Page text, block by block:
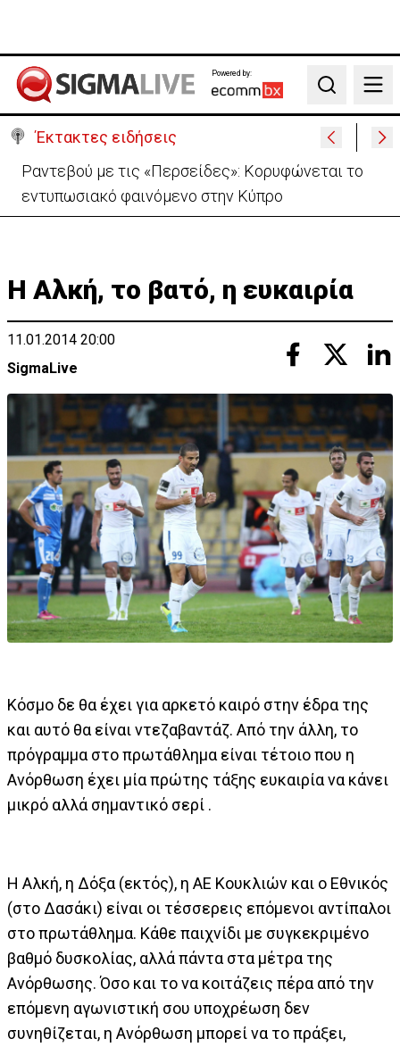
Powered by:
Search
Έκτακτες ειδήσεις
Σεισμός 7,4 Ρίχτερ στην Κολομβία: Τουλάχιστον
111 οι νεκροί-Κατέρρευσαν κτίρια
Η Αλκή, το βατό, η ευκαιρία
11.01.2014 20:00
SigmaLive
Κόσμο δε θα έχει για αρκετό καιρό στην έδρα της
και αυτό θα είναι ντεζαβαντάζ. Από την άλλη, το
πρόγραμμα στο πρωτάθλημα είναι τέτοιο που η
Ανόρθωση έχει μία πρώτης τάξης ευκαιρία να κάνει
μικρό αλλά σημαντικό σερί .
Η Αλκή, η Δόξα (εκτός), η ΑΕ Κουκλιών και ο Εθνικός
(στο Δασάκι) είναι οι τέσσερεις επόμενοι αντίπαλοι
στο πρωτάθλημα. Κάθε παιχνίδι με συγκεκριμένο
βαθμό δυσκολίας, αλλά πάντα στα μέτρα της
Ανόρθωσης. Όσο και το να κοιτάζεις πέρα από την
επόμενη αγωνιστική σου υποχρέωση δεν
συνηθίζεται, η Ανόρθωση μπορεί να το πράξει,